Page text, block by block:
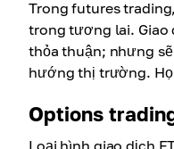
Trong futures
trong tương lai. Giao
thỏa thuận; nhưng
hướng thị trường.
Options
Loại hình giao dịch